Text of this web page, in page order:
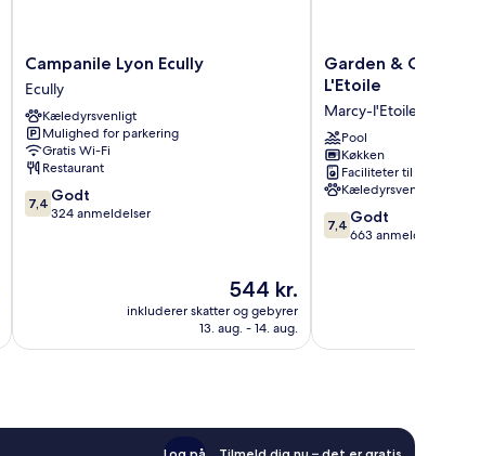
Campanile
Lyon
Ecully
Ecully
Campanile Lyon Ecully
Ecully
Kæledyrsvenligt
Mulighed for parkering
Gratis Wi-Fi
Restaurant
7.4
ud
7,4 Godt
324 anmeldelser
Prisen
544 kr.
544 kr.
inkluderer skatter og gebyrer
13. aug. - 14. aug.
Garden
&
Lyon
–
Marcy
L'Etoile
Marcy-
l'Etoile
Garden & City Lyon
L'Etoile
Marcy-l'Etoile
Pool
Køkken
Faciliteter til tøjvask
Kæledyrsvenligt
7.4
ud
7,4 Godt
663 anmeldelser